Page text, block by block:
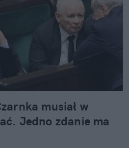
musiał w
Jedno zdanie ma